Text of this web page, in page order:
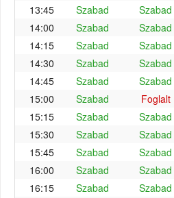
13:45
Szabad Szabad
14:00
Szabad Szabad
14:15
Szabad Szabad
14:30
Szabad Szabad
14:45
Szabad Szabad
15:00
Szabad Foglalt
15:15
Szabad Szabad
15:30
Szabad Szabad
15:45
Szabad Szabad
16:00
Szabad Szabad
16:15
Szabad Szabad